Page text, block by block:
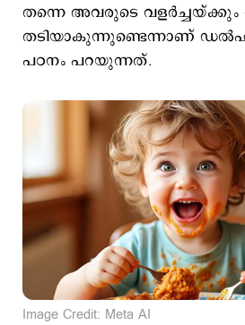
തന്നെ അവരുടെ വളർച്ചയ്ക്കും
തടിയാകുന്നുണ്ടെന്നാണ്
പഠനം പറയുന്നത്.
Image Credit: Meta AI